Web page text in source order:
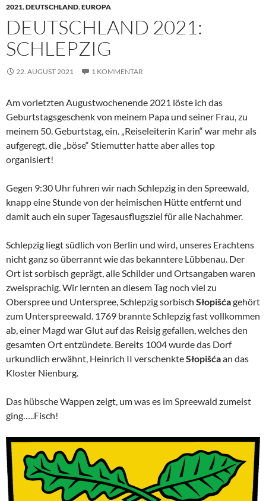
2021,DEUTSCHLAND,EUROPA
DEUTSCHLAND 2021:
SCHLEPZIG
22. AUGUST 2021 1 KOMMENTAR
Am vorletzten Augustwochenende 2021 löste ich das
Geburtstagsgeschenk von meinem Papa und seiner Frau, zu
meinem 50. Geburtstag, ein. „Reiseleiterin Karin“ war mehr als
aufgeregt, die „böse“ Stiemutter hatte aber alles top
organisiert!
Gegen 9:30 Uhr fuhren wir nach Schlepzig in den Spreewald,
knapp eine Stunde von der heimischen Hütte entfernt und
damit auch ein super Tagesausflugsziel für alle Nachahmer.
Schlepzig liegt südlich von Berlin und wird, unseres Erachtens
nicht ganz so überrannt wie das bekanntere Lübbenau. Der
Ort ist sorbisch geprägt, alle Schilder und Ortsangaben waren
zweisprachig. Wir lernten an diesem Tag noch viel zu
Oberspree und Unterspree, Schlepzig sorbisch Słopišćagehört
zum Unterspreewald. 1769 brannte Schlepzig fast vollkommen
ab, einer Magd war Glut auf das Reisig gefallen, welches den
gesamten Ort entzündete. Bereits 1004 wurde das Dorf
urkundlich erwähnt, Heinrich II verschenkteSłopišćaan das
Kloster Nienburg.
Das hübsche Wappen zeigt, um was es im Spreewald zumeist
ging…..Fisch!